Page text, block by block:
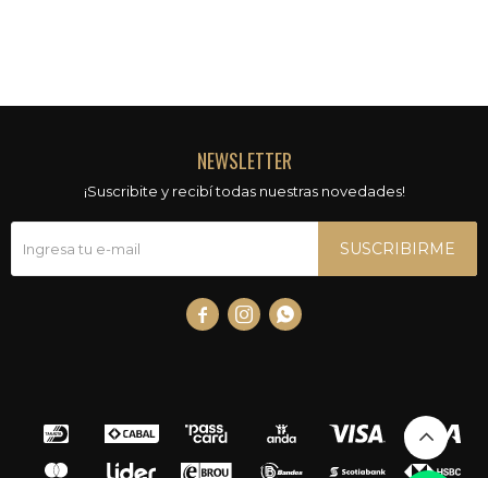
NEWSLETTER
¡Suscribite y recibí todas nuestras novedades!
SUSCRIBIRME
  